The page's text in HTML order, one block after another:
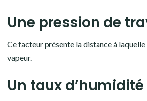
Une pression de
Ce facteur présente la distance à
vapeur.
Un taux d’humidité